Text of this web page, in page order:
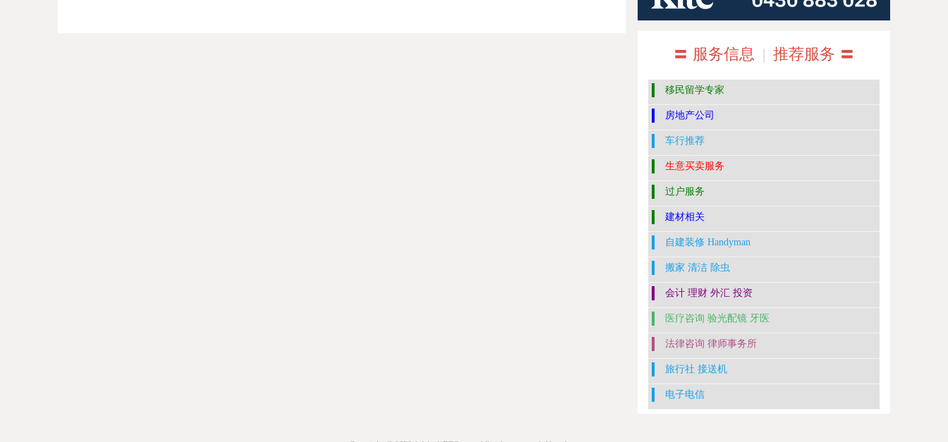
〓 服务信息 | 推荐服务 〓
移民留学专家
房地产公司
车行推荐
生意买卖服务
过户服务
建材相关
自建装修 Handyman
搬家 清洁 除虫
会计 理财 外汇 投资
医疗咨询 验光配镜 牙医
法律咨询 律师事务所
旅行社 接送机
电子电信